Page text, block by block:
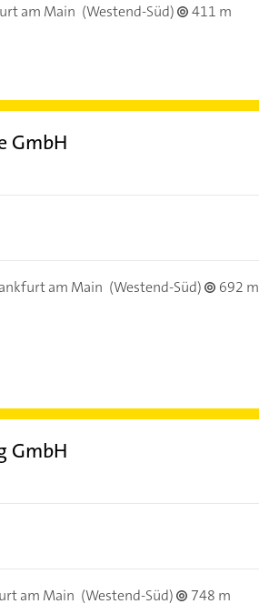
am Main (Westend-Süd)
411 m
GmbH
am Main (Westend-Süd)
692 m
GmbH
am Main (Westend-Süd)
748 m